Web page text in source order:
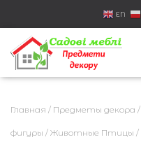
EN
Главная / Предметы декора /
фигуры / Животные Птицы /